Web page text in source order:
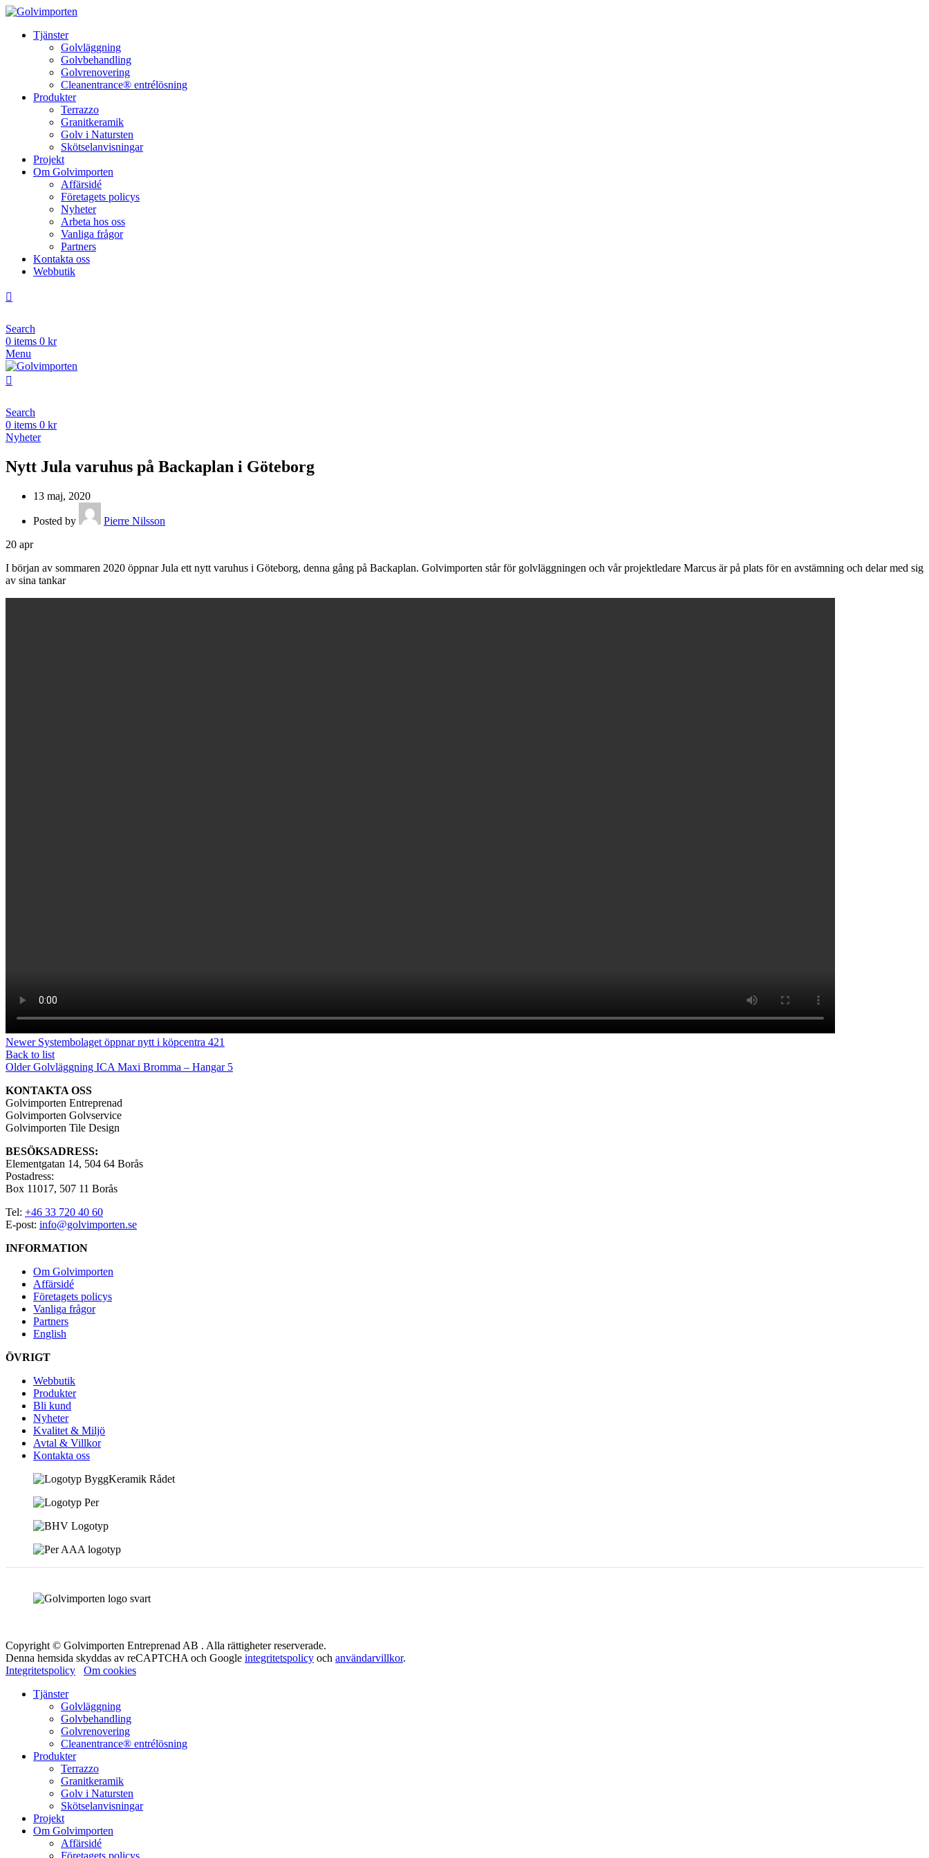
Tjänster
Golvläggning
Golvbehandling
Golvrenovering
Cleanentrance® entrélösning
Produkter
Terrazzo
Granitkeramik
Golv i Natursten
Skötselanvisningar
Projekt
Om Golvimporten
Affärsidé
Företagets policys
Nyheter
Arbeta hos oss
Vanliga frågor
Partners
Kontakta oss
Webbutik
Search
0 items 0 kr
Menu
Search
0 items 0 kr
Nyheter
Nytt Jula varuhus på Backaplan i Göteborg
13 maj, 2020
Posted by
Pierre Nilsson
20 apr
I början av sommaren 2020 öppnar Jula ett nytt varuhus i Göteborg, denna gång på Backaplan. Golvimporten står för golvläggningen och vår projektledare Marcus är på plats för en avstämning och delar med sig
av sina tankar
Newer Systembolaget öppnar nytt i köpcentra 421
Back to list
Older Golvläggning ICA Maxi Bromma – Hangar 5
KONTAKTA OSS
Golvimporten Entreprenad
Golvimporten Golvservice
Golvimporten Tile Design
BESÖKSADRESS:
Elementgatan 14, 504 64 Borås
Postadress:
Box 11017, 507 11 Borås
Tel: +46 33 720 40 60
E-post: info@golvimporten.se
INFORMATION
Om Golvimporten
Affärsidé
Företagets policys
Vanliga frågor
Partners
English
ÖVRIGT
Webbutik
Produkter
Bli kund
Nyheter
Kvalitet & Miljö
Avtal & Villkor
Kontakta oss
Copyright © Golvimporten Entreprenad AB . Alla rättigheter reserverade.
Denna hemsida skyddas av reCAPTCHA och Google integritetspolicy och användarvillkor.
Integritetspolicy
Om cookies
Tjänster
Golvläggning
Golvbehandling
Golvrenovering
Cleanentrance® entrélösning
Produkter
Terrazzo
Granitkeramik
Golv i Natursten
Skötselanvisningar
Projekt
Om Golvimporten
Affärsidé
Företagets policys